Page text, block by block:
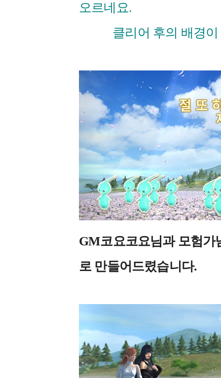
오르네요.
클리어 후의 배경이
GM코요코요님과 모험가
로 만들어드렸습니다.